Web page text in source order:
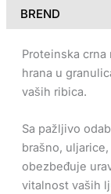
BREND
Proteinska
hrana u
vaših ribica.
Sa pažljivo
brašno,
obezbeđuje
vitalnost vaših